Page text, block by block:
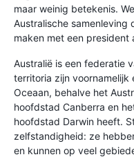
maar weinig betekenis.
Australische samenleving
maken met een president
Australië is een federatie
territoria zijn voornamelijk
Oceaan, behalve het
hoofdstad Canberra en
hoofdstad Darwin heeft.
zelfstandigheid: ze
en kunnen op veel